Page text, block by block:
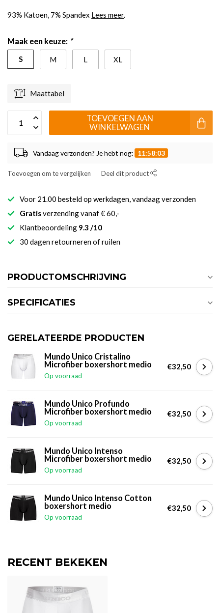
93% Katoen, 7% Spandex Lees meer.
Maak een keuze: *
S M L XL
Maattabel
TOEVOEGEN AAN
WINKELWAGEN
Vandaag verzonden? Je hebt nog: 11:58:03
Toevoegen om te vergelijken Deel dit product
Voor 21.00 besteld op werkdagen, vandaag verzonden
Gratisverzending vanaf € 60,-
Klantbeoordeling 9.3 /10
30 dagen retourneren of ruilen
PRODUCTOMSCHRIJVING
SPECIFICATIES
GERELATEERDE PRODUCTEN
Mundo Unico Cristalino
Microfiber boxershort medio
Op voorraad
€32,50
Mundo Unico Profundo
Microfiber boxershort medio
Op voorraad
€32,50
Mundo Unico Intenso
Microfiber boxershort medio
Op voorraad
€32,50
Mundo Unico Intenso Cotton
boxershort medio
Op voorraad
€32,50
RECENT BEKEKEN